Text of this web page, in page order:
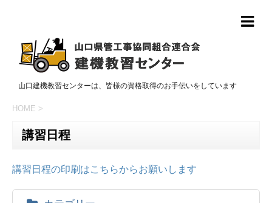
山口建機教習センターは、皆様の資格取得のお手伝いをしています
HOME >
講習日程
講習日程の印刷はこちらからお願いします